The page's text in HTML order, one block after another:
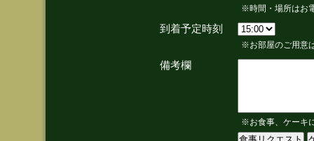
※時間・場所はお
到着予定時刻
※お部屋のご用意
備考欄
※お食事、ケーキ